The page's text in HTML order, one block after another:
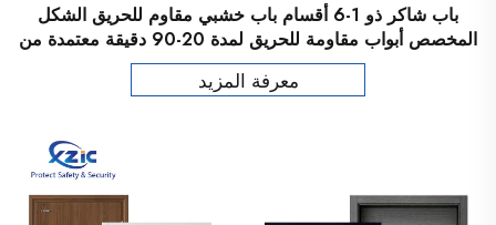
باب شاكر ذو 1-6 أقسام باب خشبي مقاوم للحريق الشكل
المخصص أبواب مقاومة للحريق لمدة 20-90 دقيقة معتمدة من
UL
معرفة المزيد